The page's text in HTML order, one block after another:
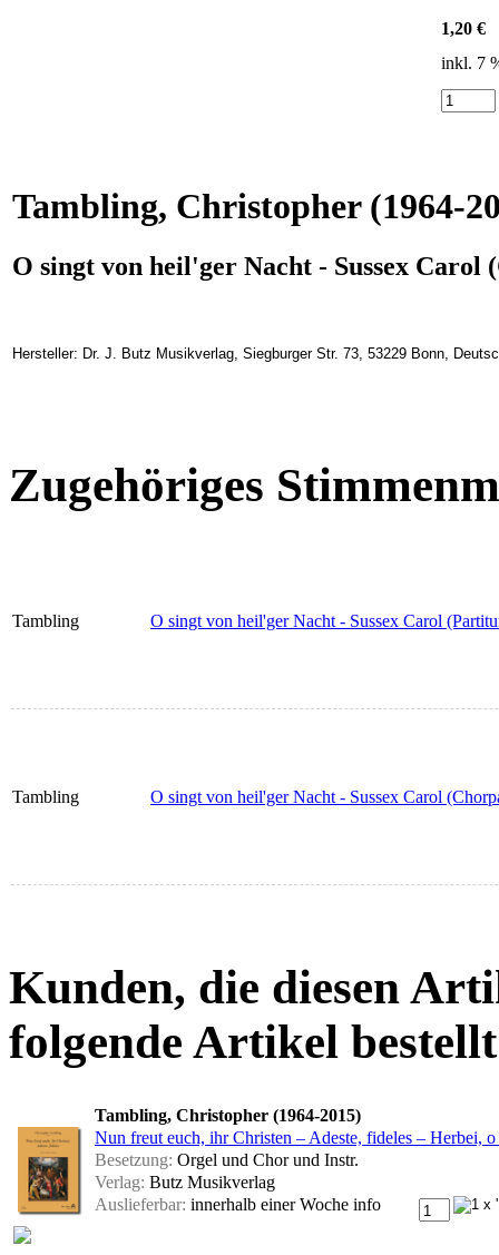
1,20 €
inkl. 7
Tambling, Christopher(1964-
O singt von heil'ger Nacht - Sussex
Hersteller: Dr. J. Butz Musikverlag, Siegburger Str. 73, 53229 Bonn,
Zugehöriges
Tambling O singt von heil'ger Nacht - Sussex Carol
Tambling O singt von heil'ger Nacht - Sussex Carol
Kunden, die diesen
folgende Artikel
Tambling, Christopher (1964-2015)
Nun freut euch, ihr Christen – Adeste, fideles – Herbei,
Besetzung: Orgel und Chor und Instr.
Verlag: Butz Musikverlag
Auslieferbar: innerhalb einer Woche info